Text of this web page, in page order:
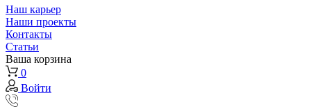
Наш карьер
Наши проекты
Контакты
Статьи
Ваша корзина
0
Войти